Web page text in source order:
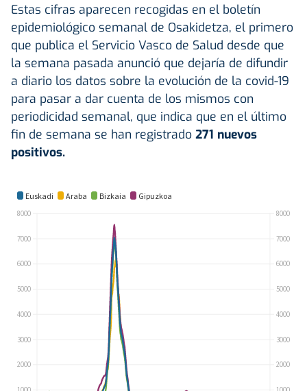
Estas cifras aparecen recogidas en el boletín
epidemiológico semanal de Osakidetza, el primero
que publica el Servicio Vasco de Salud desde que
la semana pasada anunció que dejaría de difundir
a diario los datos sobre la evolución de la covid-19
para pasar a dar cuenta de los mismos con
periodicidad semanal, que indica que en el último
fin de semana se han registrado 271 nuevos
positivos.